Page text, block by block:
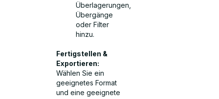
Überlagerungen,
Übergänge
oder Filter
hinzu.
Fertigstellen &
Exportieren:
Wählen Sie ein
geeignetes Format
und eine geeignete